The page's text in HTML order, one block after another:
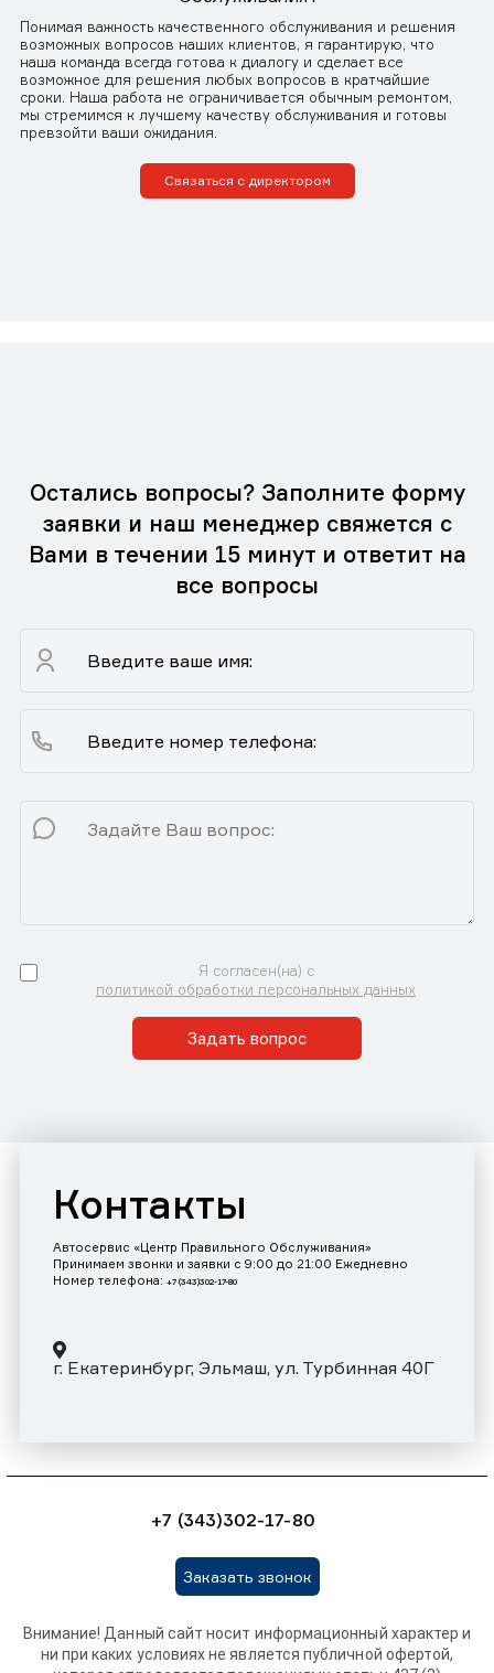
Понимая важность качественного обслуживания и решения
возможных вопросов наших клиентов, я гарантирую, что
наша команда всегда готова к диалогу и сделает все
возможное для решения любых вопросов в кратчайшие
сроки. Наша работа не ограничивается обычным ремонтом,
мы стремимся к лучшему качеству обслуживания и готовы
превзойти ваши ожидания.
Связаться с директором
Остались вопросы? Заполните форму
заявки и наш менеджер свяжется с
Вами в течении 15 минут и ответит на
все вопросы
Я согласен(на) с
политикой обработки персональных данных
Задать вопрос
Контакты
Автосервис «Центр Правильного Обслуживания»
Принимаем звонки и заявки с 9:00 до 21:00 Ежедневно
Номер телефона: +7 (343)302-17-80
г. Екатеринбург, Эльмаш, ул. Турбинная 40Г
+7 (343)302-17-80
Заказать звонок
Внимание! Данный сайт носит информационный характер и
ни при каких условиях не является публичной офертой,